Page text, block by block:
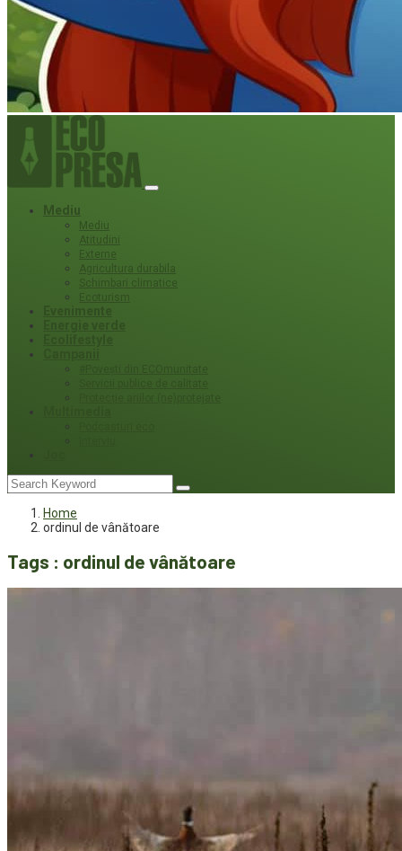
Mediu
Mediu
Atitudini
Externe
Agricultura durabila
Schimbari climatice
Ecoturism
Home
ordinul de vânătoare
Tags : ordinul de vânătoare